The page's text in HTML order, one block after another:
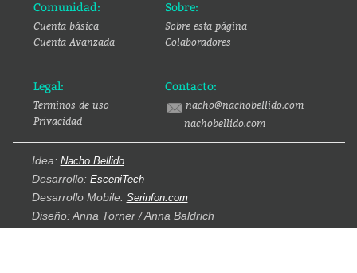
Comunidad:
Cuenta básica
Cuenta Avanzada
Sobre:
Sobre esta página
Colaboradores
Legal:
Terminos de uso
Privacidad
Contacto:
nacho@nachobellido.com
nachobellido.com
Idea: Nacho Bellido
Desarrollo: EsceniTech
Desarrollo Mobile: Serinfon.com
Diseño: Anna Torner / Anna Baldrich